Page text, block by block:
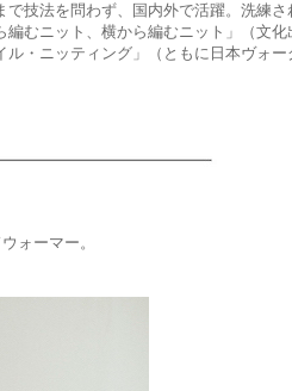
技法を問わず、国内外で活躍。洗練さ
むニット、横から編むニット」（文化
・ニッティング」（ともに日本ヴォー
ォーマー。